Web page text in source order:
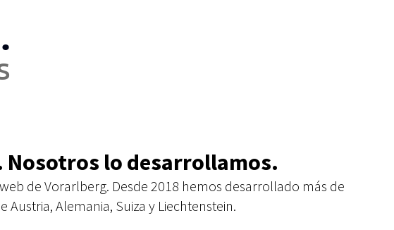
Nosotros lo desarrollamos.
de Vorarlberg. Desde 2018 hemos desarrollado más de
Austria, Alemania, Suiza y Liechtenstein.